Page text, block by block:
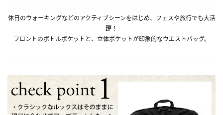
休日のウォーキングなどのアクティブシーンをはじめ、フェスや旅行でも大活
躍！
フロントのボトルポケットと、立体ポケットが印象的なウエストバッグ。